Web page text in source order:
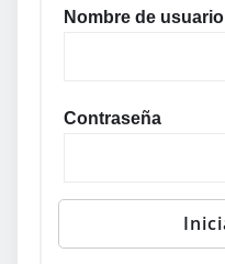
Nombre de usuario
Contraseña